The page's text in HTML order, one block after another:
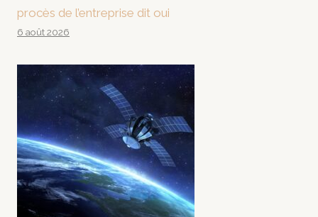
procès de l’entreprise dit oui
6 août 2026